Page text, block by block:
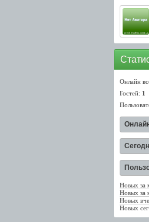
Онлайн
Гостей: 1
Новых за
Новых за
Новых
Новых